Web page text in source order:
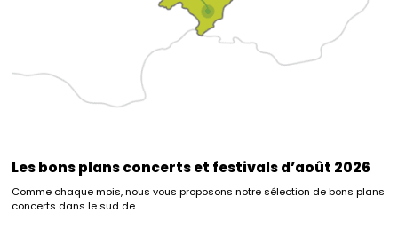
Les bons plans concerts et festivals d’août 2026
Comme chaque mois, nous vous proposons notre sélection de bons plans
concerts dans le sud de